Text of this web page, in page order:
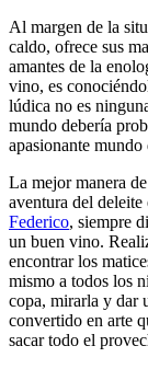
Al margen de la
caldo, ofrece sus
amantes de la
vino, es
lúdica no es
mundo debería
apasionante
La mejor manera
aventura del deleite
Federico, siempre
un buen vino.
encontrar los
mismo a todos los
copa, mirarla y dar
convertido en arte
sacar todo el